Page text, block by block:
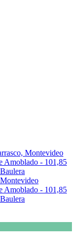
Amoblado - 101,85